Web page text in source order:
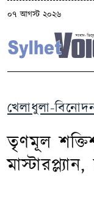
০৭ আগস্ট ২০২৬
খেলাধুলা-
তৃণমূল